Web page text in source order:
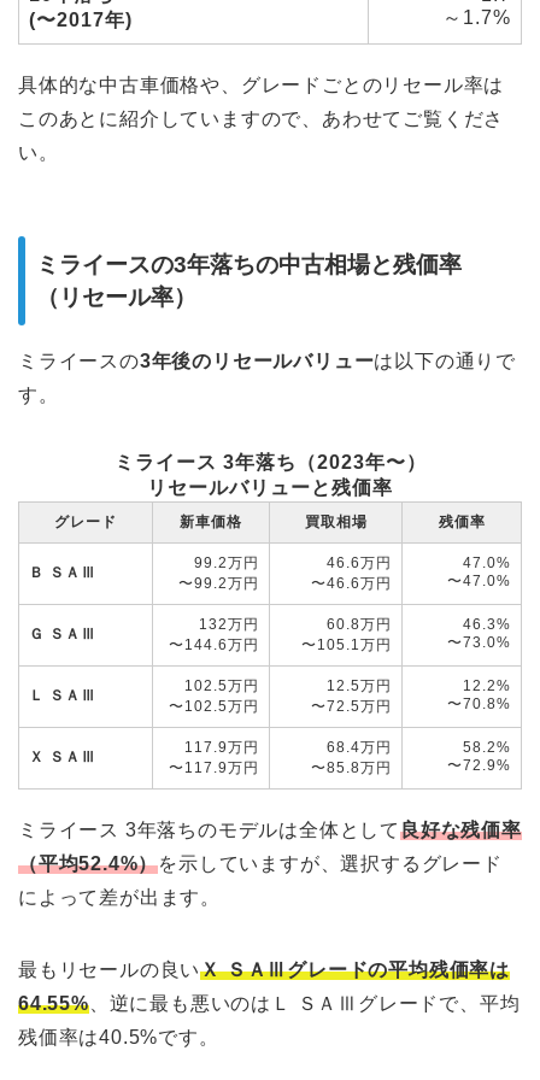
(〜2017年)
～1.7%
具体的な中古車価格や、グレードごとのリセール率は
このあとに紹介していますので、あわせてご覧くださ
い。
ミライースの3年落ちの中古相場と残価率
（リセール率）
ミライースの3年後のリセールバリューは以下の通りで
す。
ミライース 3年落ち（2023年〜）
リセールバリューと残価率
グレード 新車価格 買取相場 残価率
Ｂ ＳＡⅢ
99.2万円
〜99.2万円
46.6万円
〜46.6万円
47.0%
〜47.0%
Ｇ ＳＡⅢ
132万円
〜144.6万円
60.8万円
〜105.1万円
46.3%
〜73.0%
Ｌ ＳＡⅢ
102.5万円
〜102.5万円
12.5万円
〜72.5万円
12.2%
〜70.8%
Ｘ ＳＡⅢ
117.9万円
〜117.9万円
68.4万円
〜85.8万円
58.2%
〜72.9%
ミライース 3年落ちのモデルは全体として良好な残価率
（平均52.4%）を示していますが、選択するグレード
によって差が出ます。
最もリセールの良いＸ ＳＡⅢグレードの平均残価率は
64.55%、逆に最も悪いのはＬ ＳＡⅢグレードで、平均
残価率は40.5%です。